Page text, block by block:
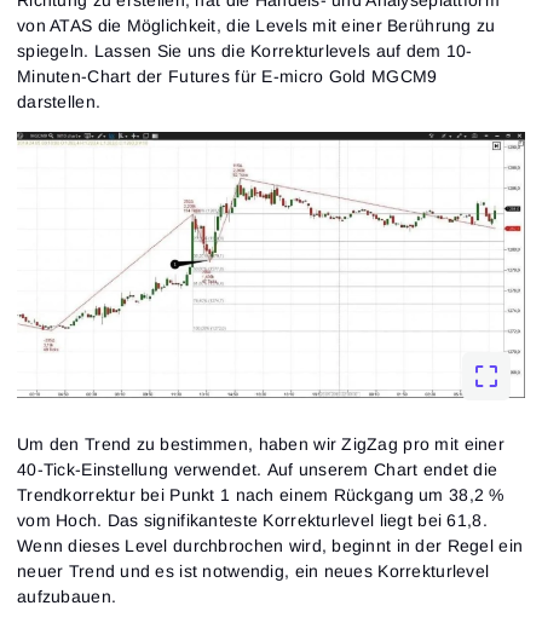
von ATAS die Möglichkeit, die Levels mit einer Berührung zu
spiegeln. Lassen Sie uns die Korrekturlevels auf dem 10-
Minuten-Chart der Futures für E-micro Gold MGCM9
darstellen.
Um den Trend zu bestimmen, haben wir ZigZag pro mit einer
40-Tick-Einstellung verwendet. Auf unserem Chart endet die
Trendkorrektur bei Punkt 1 nach einem Rückgang um 38,2 %
vom Hoch. Das signifikanteste Korrekturlevel liegt bei 61,8.
Wenn dieses Level durchbrochen wird, beginnt in der Regel ein
neuer Trend und es ist notwendig, ein neues Korrekturlevel
aufzubauen.